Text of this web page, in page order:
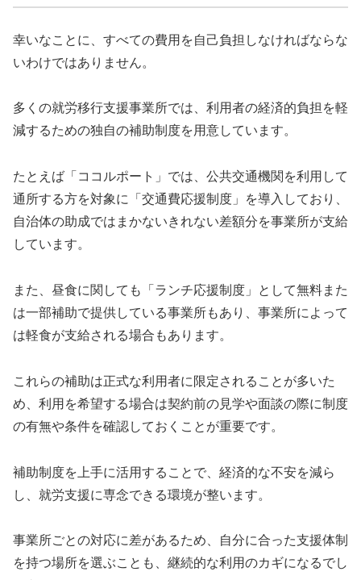
幸いなことに、すべての費用を自己負担しなければならな
いわけではありません。
多くの就労移行支援事業所では、利用者の経済的負担を軽
減するための独自の補助制度を用意しています。
たとえば「ココルポート」では、公共交通機関を利用して
通所する方を対象に「交通費応援制度」を導入しており、
自治体の助成ではまかないきれない差額分を事業所が支給
しています。
また、昼食に関しても「ランチ応援制度」として無料また
は一部補助で提供している事業所もあり、事業所によって
は軽食が支給される場合もあります。
これらの補助は正式な利用者に限定されることが多いた
め、利用を希望する場合は契約前の見学や面談の際に制度
の有無や条件を確認しておくことが重要です。
補助制度を上手に活用することで、経済的な不安を減ら
し、就労支援に専念できる環境が整います。
事業所ごとの対応に差があるため、自分に合った支援体制
を持つ場所を選ぶことも、継続的な利用のカギになるでし